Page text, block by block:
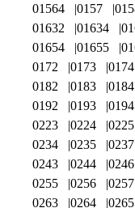
01564
0157
01632
01634
01654
01655
0172
0173 0174
0182
0183 0184
0192
0193 0194
0223
0224 0225
0234
0235 0237
0243
0244 0246
0255
0256 0257
0263
0264 0265